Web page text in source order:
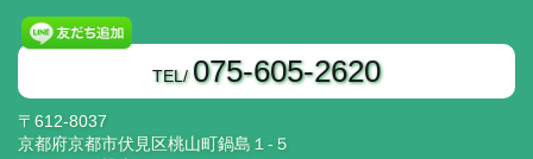
TEL/ 075-605-2620
〒612-8037
京都府京都市伏見区桃山町鍋島１‐５